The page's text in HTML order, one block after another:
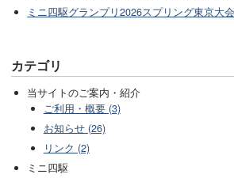
ミニ四駆グランプリ2026スプリング東京大
カテゴリ
当サイトのご案内・紹介
ご利用・概要 (3)
お知らせ (26)
リンク (2)
ミニ四駆